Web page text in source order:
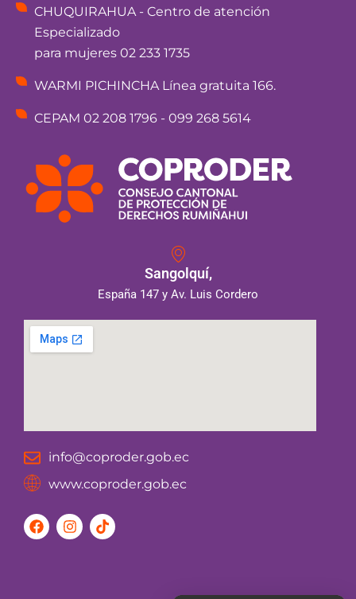
CHUQUIRAHUA - Centro de atención
Especializado
para mujeres 02 233 1735
WARMI PICHINCHA Línea gratuita 166.
CEPAM 02 208 1796 - 099 268 5614
Sangolquí,
España 147 y Av. Luis Cordero
info@coproder.gob.ec
www.coproder.gob.ec
F
a
I
n
T
i